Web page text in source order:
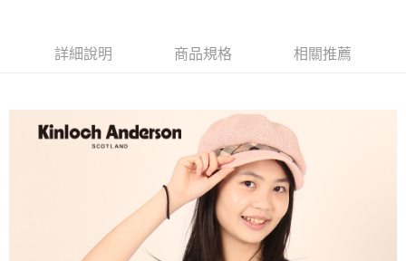
運送方式
每筆NT$60，滿NT$1,000(含以上)免運費
每筆NT$60，滿NT$1,000(含以上)免運費
詳細說明 商品規格 相關推薦